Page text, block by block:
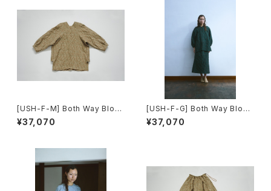
[USH-F-M] Both Way Blous
e
¥37,070
[USH-F-G] Both Way Blous
e
¥37,070